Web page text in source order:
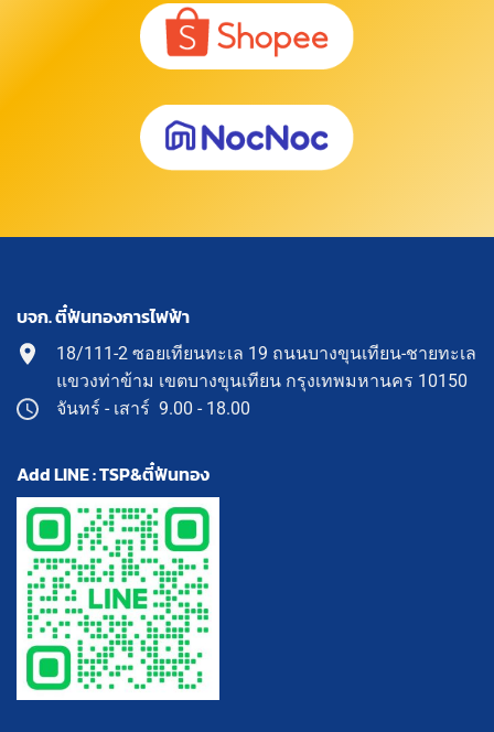
บจก. ตี๋ฟันทองการไฟฟ้า
18/111-2 ซอยเทียนทะเล 19 ถนนบางขุนเทียน-ชายทะเล
แขวงท่าข้าม เขตบางขุนเทียน กรุงเทพมหานคร 10150
จันทร์ - เสาร์ 9.00 - 18.00
Add LINE : TSP&ตี๋ฟันทอง